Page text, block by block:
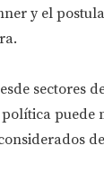
y el
sectores
política puede